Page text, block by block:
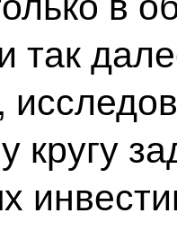
так
кругу